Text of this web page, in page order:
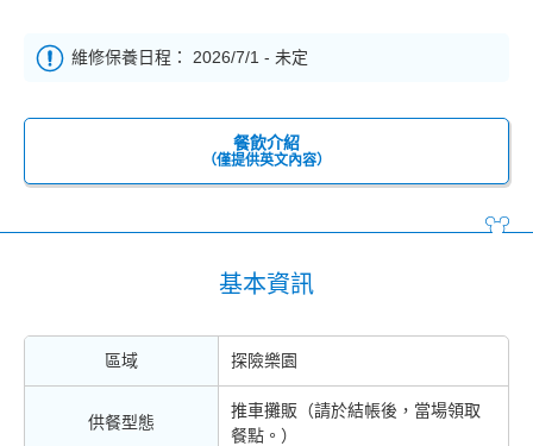
維修保養日程： 2026/7/1 - 未定
餐飲介紹
（僅提供英文內容）
基本資訊
區域 探險樂園
供餐型態
推車攤販（請於結帳後，當場領取
餐點。）